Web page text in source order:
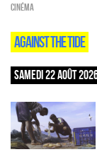
Cinéma
AGAINST THE TIDE
SAMEDI 22 AOÛT